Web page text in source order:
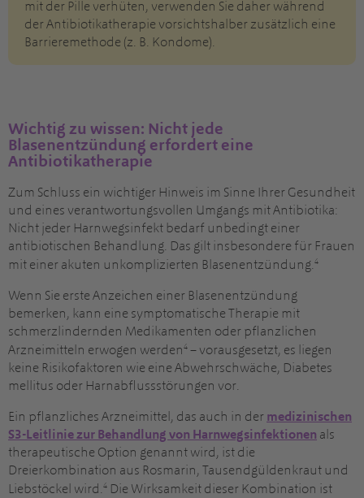
mit der Pille verhüten, verwenden Sie daher während
der Antibiotikatherapie vorsichtshalber zusätzlich eine
Barrieremethode (z. B. Kondome).
Wichtig zu wissen: Nicht jede
Blasenentzündung erfordert eine
Antibiotikatherapie
Zum Schluss ein wichtiger Hinweis im Sinne Ihrer Gesundheit
und eines verantwortungsvollen Umgangs mit Antibiotika:
Nicht jeder Harnwegsinfekt bedarf unbedingt einer
antibiotischen Behandlung. Das gilt insbesondere für Frauen
mit einer akuten unkomplizierten Blasenentzündung. 4
Wenn Sie erste Anzeichen einer Blasenentzündung
bemerken, kann eine symptomatische Therapie mit
schmerzlindernden Medikamenten oder pflanzlichen
Arzneimitteln erwogen werden 4 – vorausgesetzt, es liegen
keine Risikofaktoren wie eine Abwehrschwäche, Diabetes
mellitus oder Harnabflussstörungen vor.
Ein pflanzliches Arzneimittel, das auch in der medizinischen
S3-Leitlinie zur Behandlung von Harnwegsinfektionen als
therapeutische Option genannt wird, ist die
Dreierkombination aus Rosmarin, Tausendgüldenkraut und
Liebstöckel wird. 4 Die Wirksamkeit dieser Kombination ist